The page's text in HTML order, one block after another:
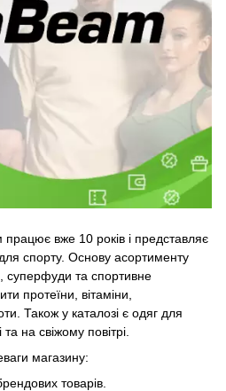
вже 10 років і представляє
спорту. Основу асортименту
суперфуди та спортивне
протеїни, вітаміни,
Також у каталозі є одяг для
на свіжому повітрі.
магазину:
товарів.